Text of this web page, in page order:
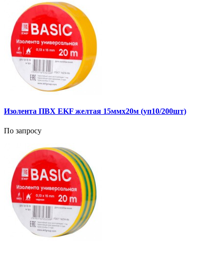
Изолента ПВХ EKF желтая 15ммх20м (уп10/200шт)
По запросу